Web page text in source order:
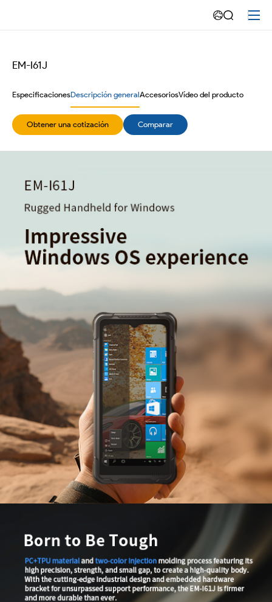
I61N
Windows
11
Handheld
resistente
EM-I61J
EspecificacionesDescripción generalAccesoriosVídeo del producto
Obtener una cotización Comparar